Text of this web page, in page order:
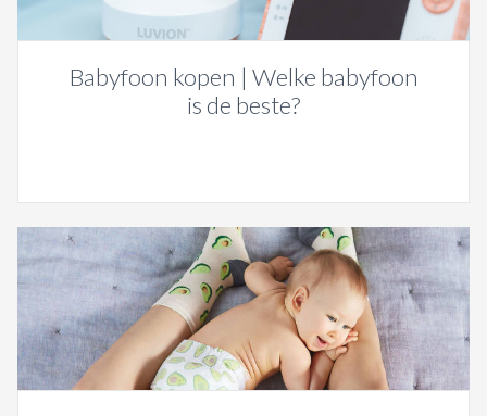
Babyfoon kopen | Welke babyfoon
is de beste?